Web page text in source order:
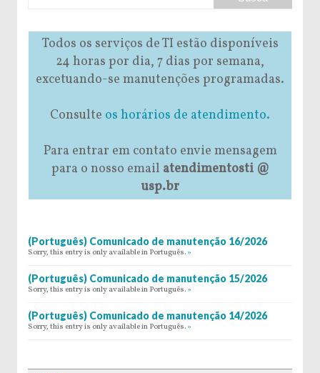
Todos os serviços de TI estão disponíveis
24 horas por dia, 7 dias por semana,
excetuando-se manutenções programadas.
Consulte os horários de atendimento.
Para entrar em contato envie mensagem
para o nosso email atendimentosti @
usp.br
(Português) Comunicado de manutenção 16/2026
Sorry, this entry is only available in Português. »
(Português) Comunicado de manutenção 15/2026
Sorry, this entry is only available in Português. »
(Português) Comunicado de manutenção 14/2026
Sorry, this entry is only available in Português. »